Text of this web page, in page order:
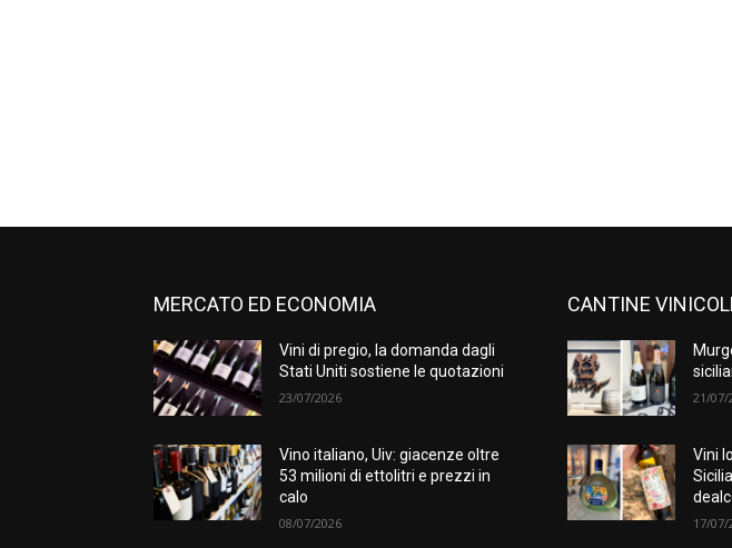
MERCATO ED ECONOMIA
Vini di pregio, la domanda dagli
Stati Uniti sostiene le quotazioni
23/07/2026
Vino italiano, Uiv: giacenze oltre
53 milioni di ettolitri e prezzi in
calo
08/07/2026
CANTINE
21/07/
Vini
17/07/